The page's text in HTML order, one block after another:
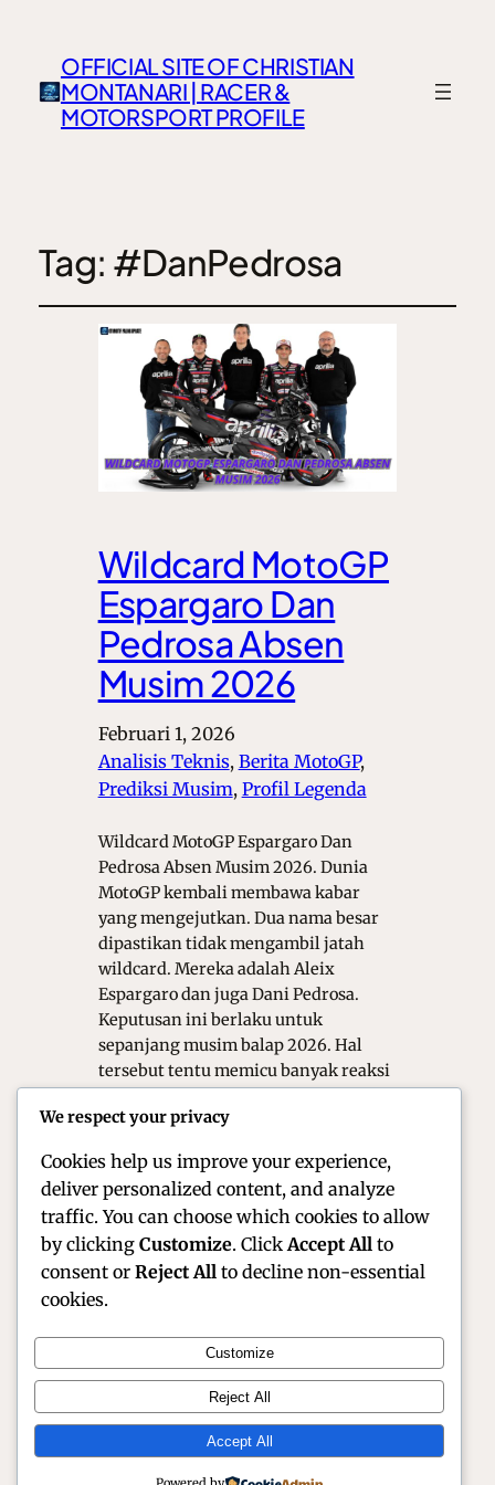
OFFICIAL SITE OF CHRISTIAN
MONTANARI | RACER &
MOTORSPORT PROFILE
Tag: #DanPedrosa
Wildcard MotoGP
Espargaro Dan
Pedrosa Absen
Musim 2026
Februari 1, 2026
Analisis Teknis, Berita MotoGP ,
Prediksi Musim, Profil Legenda
Wildcard MotoGP Espargaro Dan
Pedrosa Absen Musim 2026. Dunia
MotoGP kembali membawa kabar
yang mengejutkan. Dua nama besar
dipastikan tidak mengambil jatah
wildcard. Mereka adalah Aleix
Espargaro dan juga Dani Pedrosa.
Keputusan ini berlaku untuk
sepanjang musim balap 2026. Hal
tersebut tentu memicu banyak reaksi
mereka selalu di nantikan di
Official Site of Christian Montanari | Racer &
Motorsport Profile
We respect your privacy
Cookies help us improve your experience,
deliver personalized content, and analyze
traffic. You can choose which cookies to allow
by clicking Customize. Click Accept All to
consent or Reject All to decline non-essential
cookies.
Customize
Reject All
Accept All